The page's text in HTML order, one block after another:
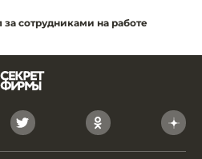
сотрудниками на работе